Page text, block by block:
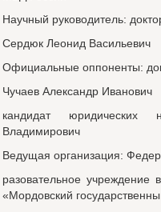
Научный руководитель:
Сердюк Леонид Васильевич
Официальные оппоненты:
Чучаев Александр Иванович
кандидат юридических
Владимирович
Ведущая организация:
разовательное учреждение
«Мордовский